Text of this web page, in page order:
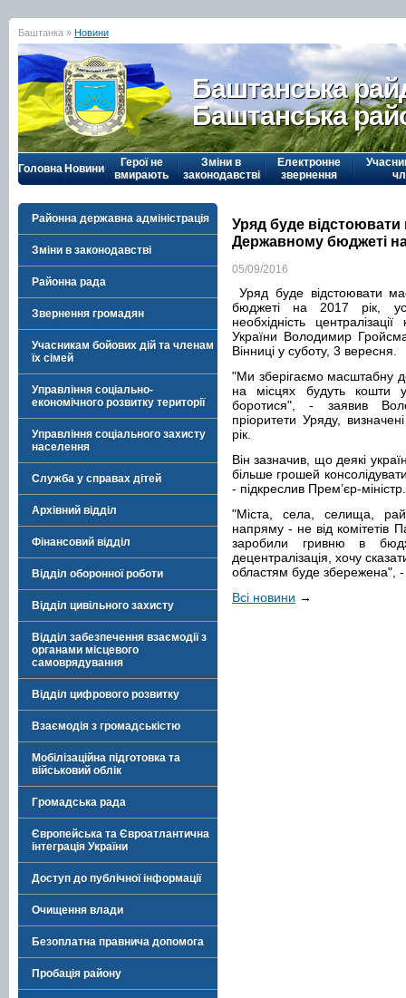
Баштанка » Новини
Баштанська
Баштанська
Головна Новини
Герої не
вмирають
Зміни в
законодавстві
Електронне
звернення
Районна державна адміністрація
Зміни в законодавстві
Районна рада
Звернення громадян
Учасникам бойових дій та членам
їх сімей
Управління соціально-
економічного розвитку території
Управління соціального захисту
населення
Служба у справах дітей
Архівний відділ
Фінансовий відділ
Відділ оборонної роботи
Відділ цивільного захисту
Відділ забезпечення взаємодії з
органами місцевого
самоврядування
Відділ цифрового розвитку
Взаємодія з громадськістю
Мобілізаційна підготовка та
військовий облік
Громадська рада
Європейська та Євроатлантична
інтеграція України
Доступ до публічної інформації
Очищення влади
Безоплатна правнича допомога
Пробація району
Уряд буде
Державному бюджеті
05/09/2016
Уряд буде відстоювати
бюджеті на 2017 рік,
необхідність
України Володимир
Вінниці у суботу, 3 вересня.
"Ми зберігаємо масштабну
на місцях будуть
боротися", - заявив
пріоритети Уряду,
рік.
Він зазначив, що деякі
більше грошей
- підкреслив Прем’єр-міністр.
"Міста, села, селища,
напряму - не від комітетів
заробили гривню в
децентралізація, хочу
областям буде збережена",
Всі новини →